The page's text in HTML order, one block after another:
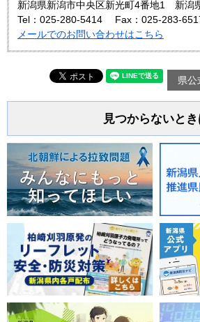
新潟県新潟市中央区新光町4番地1 新潟
Tel：025‐280-5414
Fax：025‐283-
メールでのお問い合わせはこちら
県公
見つからないと